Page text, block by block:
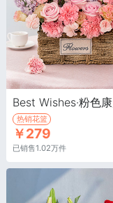
热销花篮
￥279
已销售1.02万件